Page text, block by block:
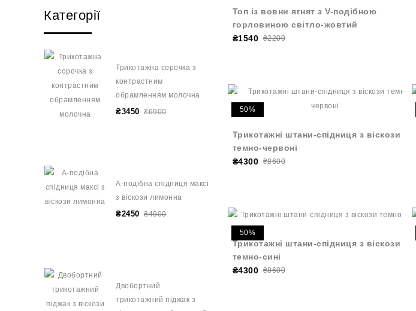
Категорії
Трикотажна сорочка з
контрастним
обрамленням молочна
₴3450 ₴6900
А-подібна спідниця максі
з віскози лимонна
₴2450 ₴4900
Двобортний
трикотажний піджак з
Топ із вовни ягнят з V-подібною
горловиною світло-жовтий
₴1540 ₴2200
50%
Трикотажні штани-спідниця з віскози
темно-червоні
₴4300 ₴8600
50%
Трикотажні штани-спідниця з віскози
темно-сині
₴4300 ₴8600